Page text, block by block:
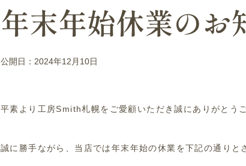
年末年始休業のお
公開日：2024年12月10日
平素より工房Smith札幌をご愛顧いただき誠にありがとう
誠に勝手ながら、当店では年末年始の休業を下記の通りと